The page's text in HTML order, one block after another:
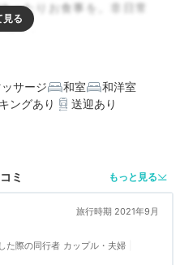
ったりお食事を。非日常
す。
３つのポイント
建築やこだわりのインテリ
長22時間のロングステイが
サージ 和室
和洋室
ングあり 送迎あり
ミ もっと見る
旅行時期 2021年9月
た際の同行者 カップル・夫婦